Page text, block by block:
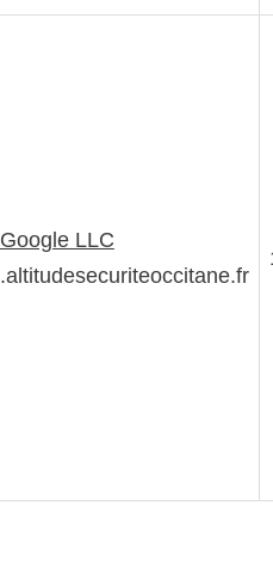
Google LLC
.altitudesecuriteoccitane.fr